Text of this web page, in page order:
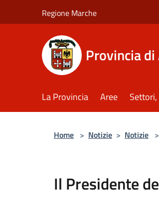
Regione Marche
Provincia
La Provincia Aree
Home > Notizie > Notizie >
Il Presidente